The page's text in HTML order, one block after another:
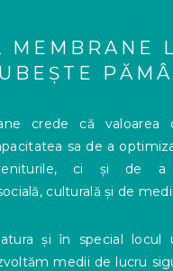
MEMBRANE
crede că valoarea
sa de a
ci și de a
culturală și de
și în special locul
medii de lucru